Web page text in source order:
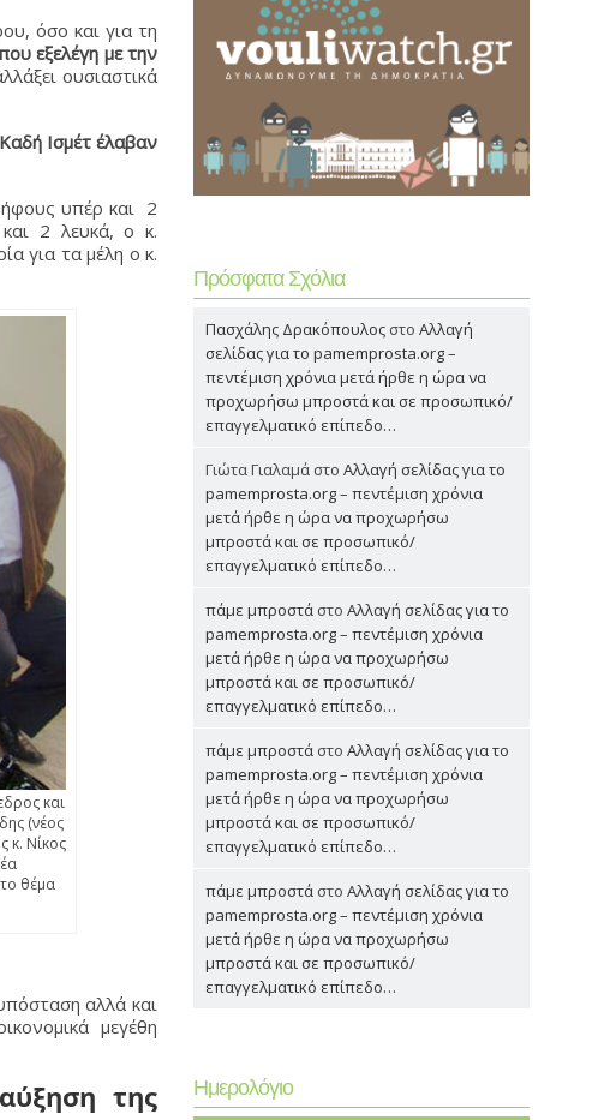
όσο και για τη
εξελέγη με την
ουσιαστικά
Ισμέτ έλαβαν
υπέρ και 2
2 λευκά, ο κ.
για τα μέλη ο κ.
και
(νέος
κ. Νίκος
θέμα
αλλά και
μεγέθη
της
Πρόσφατα Σχόλια
Πασχάλης Δρακόπουλος στο Αλλαγή
σελίδας για το pamemprosta.org –
πεντέμιση χρόνια μετά ήρθε η ώρα να
προχωρήσω μπροστά και σε προσωπικό/
επαγγελματικό επίπεδο…
Γιώτα Γιαλαμά στο Αλλαγή σελίδας για το
pamemprosta.org – πεντέμιση χρόνια
μετά ήρθε η ώρα να προχωρήσω
μπροστά και σε προσωπικό/
επαγγελματικό επίπεδο…
πάμε μπροστά στο Αλλαγή σελίδας για το
pamemprosta.org – πεντέμιση χρόνια
μετά ήρθε η ώρα να προχωρήσω
μπροστά και σε προσωπικό/
επαγγελματικό επίπεδο…
πάμε μπροστά στο Αλλαγή σελίδας για το
pamemprosta.org – πεντέμιση χρόνια
μετά ήρθε η ώρα να προχωρήσω
μπροστά και σε προσωπικό/
επαγγελματικό επίπεδο…
πάμε μπροστά στο Αλλαγή σελίδας για το
pamemprosta.org – πεντέμιση χρόνια
μετά ήρθε η ώρα να προχωρήσω
μπροστά και σε προσωπικό/
επαγγελματικό επίπεδο…
Ημερολόγιο